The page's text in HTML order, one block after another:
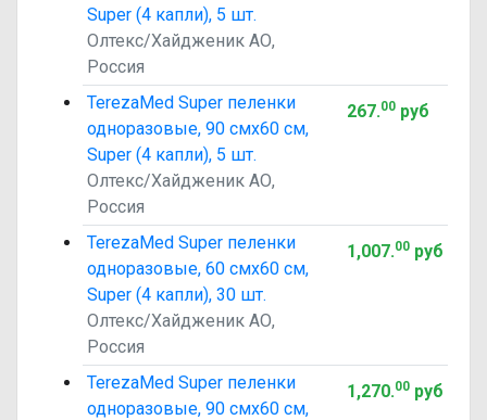
Super (4 капли), 5 шт.
Олтекс/Хайдженик АО,
Россия
TerezaMed Super пеленки
одноразовые, 90 смx60 см,
Super (4 капли), 5 шт.
Олтекс/Хайдженик АО,
Россия
267.00руб
TerezaMed Super пеленки
одноразовые, 60 смx60 см,
Super (4 капли), 30 шт.
Олтекс/Хайдженик АО,
Россия
1,007.00руб
TerezaMed Super пеленки
одноразовые, 90 смx60 см,
1,270.00руб